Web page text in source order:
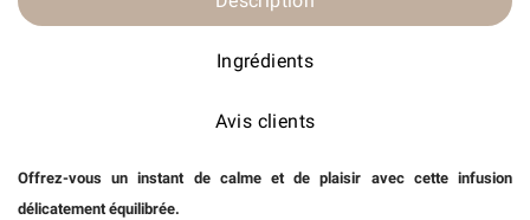
Ingrédients
Avis clients
Offrez-vous un instant de calme et de plaisir avec cette infusion
délicatement équilibrée.